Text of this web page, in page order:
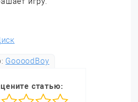
GoooodBoy
статью: